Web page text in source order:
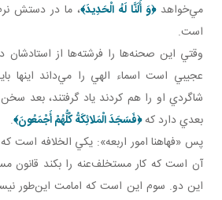
مي‌خواهد﴿وَ أَلَنَّا لَهُ الْحَدِيدَ﴾، ما در دستش
است.
وقتي اين صحنه‌ها را فرشته‌ها از استادشان
عجيبي است اسماء الهي را مي‌داند اينها
شاگردي او را هم کردند ياد گرفتند، بعد
بعدي دارد که﴿فَسَجَدَ الْمَلائِكَةُ كُلُّهُمْ أَجْمَعُونَ﴾.
پس «فهاهنا امور اربعه»: يکي الخلافه است
آن است که کار مستخلف‌عنه را بکند قانون
اين دو. سوم اين است که امامت اين‌طور